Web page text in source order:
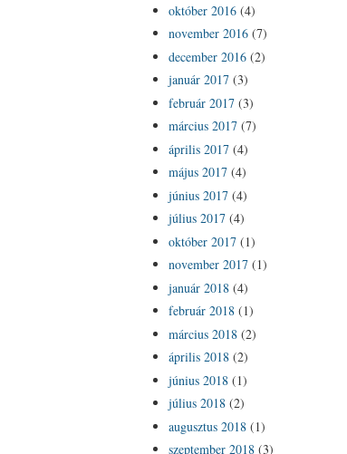
október 2016 (4)
november 2016 (7)
december 2016 (2)
január 2017 (3)
február 2017 (3)
március 2017 (7)
április 2017 (4)
május 2017 (4)
június 2017 (4)
július 2017 (4)
október 2017 (1)
november 2017 (1)
január 2018 (4)
február 2018 (1)
március 2018 (2)
április 2018 (2)
június 2018 (1)
július 2018 (2)
augusztus 2018 (1)
szeptember 2018 (3)